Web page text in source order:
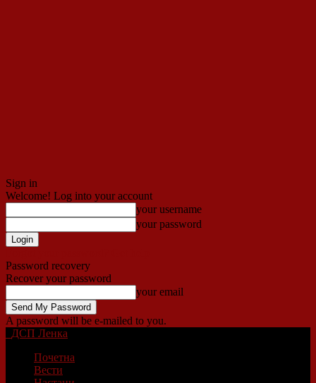
Sign in
Welcome! Log into your account
your username
your password
Password recovery
Recover your password
your email
A password will be e-mailed to you.
ДСП Ленка
Почетна
Вести